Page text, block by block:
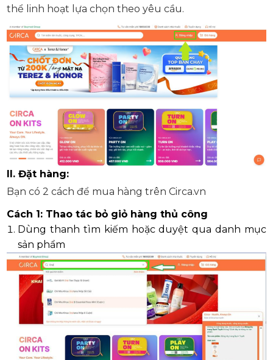
thể linh hoạt lựa chọn theo yêu cầu.
II.Đặt hàng:
Bạn có 2 cách để mua hàng trên Circa.vn
Cách 1: Thao tác bỏ giỏ hàng thủ công
Dùng thanh tìm kiếm hoặc duyệt qua danh mục
sản phẩm